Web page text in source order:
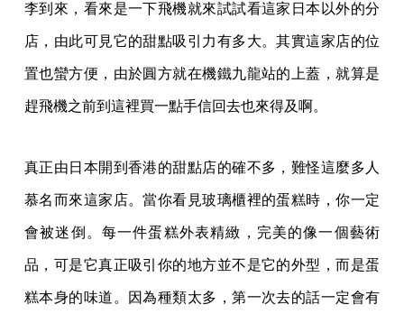
李到來，看來是一下飛機就來試試看這家日本以外的分
店，由此可見它的甜點吸引力有多大。其實這家店的位
置也蠻方便，由於圓方就在機鐵九龍站的上蓋，就算是
趕飛機之前到這裡買一點手信回去也來得及啊。
真正由日本開到香港的甜點店的確不多，難怪這麼多人
慕名而來這家店。當你看見玻璃櫃裡的蛋糕時，你一定
會被迷倒。每一件蛋糕外表精緻，完美的像一個藝術
品，可是它真正吸引你的地方並不是它的外型，而是蛋
糕本身的味道。因為種類太多，第一次去的話一定會有